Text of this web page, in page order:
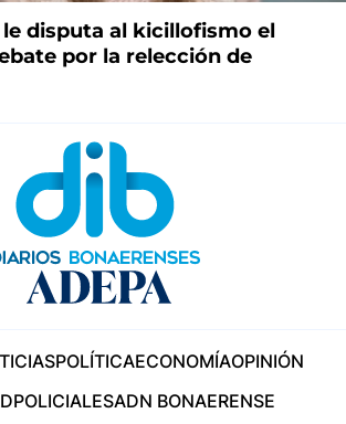
disputa al kicillofismo el
por la relección de
POLÍTICAECONOMÍAOPINIÓN
POLICIALESADN BONAERENSE